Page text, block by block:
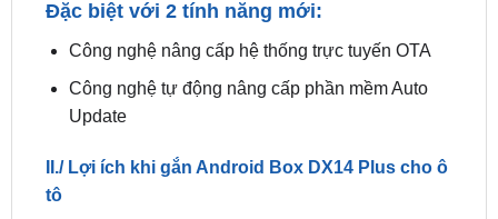
Update
II./ Lợi ích khi gắn Android Box DX14 Plus cho ô
Android box DX14 Plus cho ô tôlà một thiết bị
điện tử nhỏ gọn được kết nối với màn hình DVD